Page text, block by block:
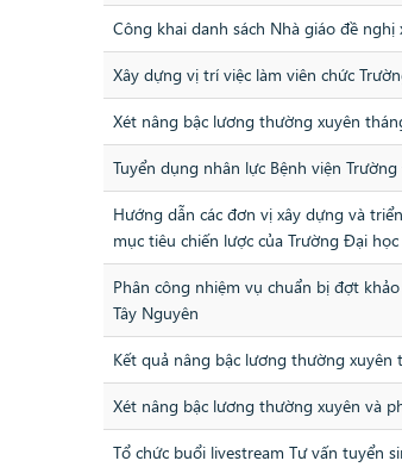
Công khai danh sách Nhà giáo đề
Xây dựng vị trí việc làm viên chức
Xét nâng bậc lương thường xuyên
Tuyển dụng nhân lực Bệnh viện
Hướng dẫn các đơn vị xây dựng và
mục tiêu chiến lược của Trường Đại học
Phân công nhiệm vụ chuẩn bị đợt
Tây Nguyên
Kết quả nâng bậc lương thường xuyên
Xét nâng bậc lương thường xuyên và
Tổ chức buổi livestream Tư vấn tuyển